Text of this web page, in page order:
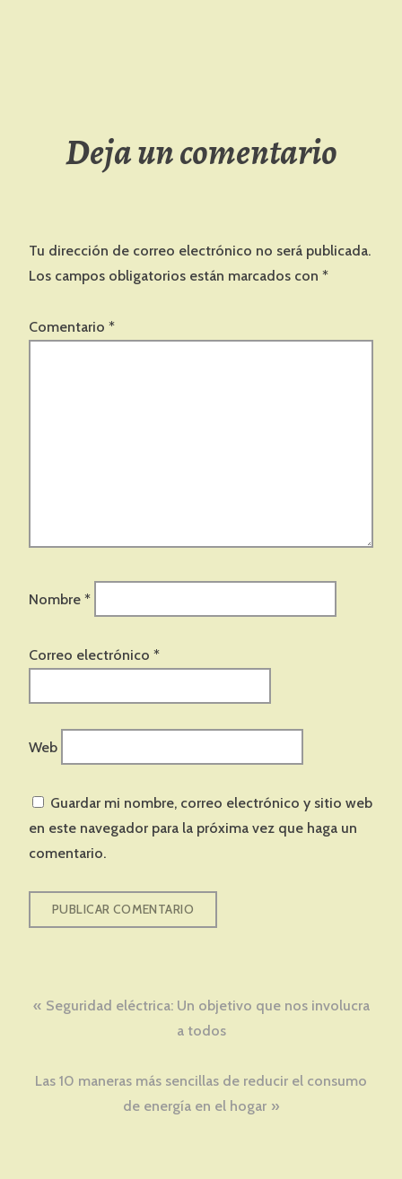
Deja un comentario
Tu dirección de correo electrónico no será publicada.
Los campos obligatorios están marcados con *
Comentario *
Nombre *
Correo electrónico *
Web
Guardar mi nombre, correo electrónico y sitio web
en este navegador para la próxima vez que haga un
comentario.
Navegación
entradas
Seguridad eléctrica: Un objetivo que nos involucra
a todos
Las 10 maneras más sencillas de reducir el consumo
de energía en el hogar